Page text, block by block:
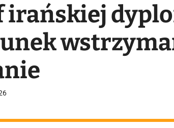
irańskiej